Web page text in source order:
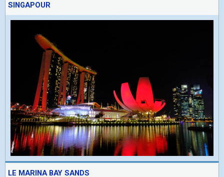
SINGAPOUR
LE MARINA BAY SANDS